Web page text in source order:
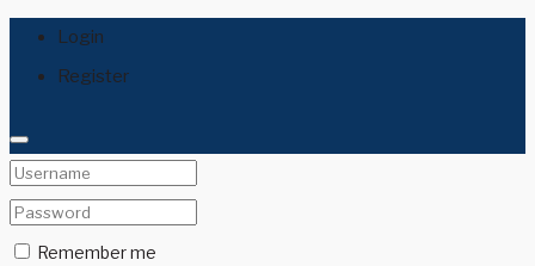
Login
Register
Remember me